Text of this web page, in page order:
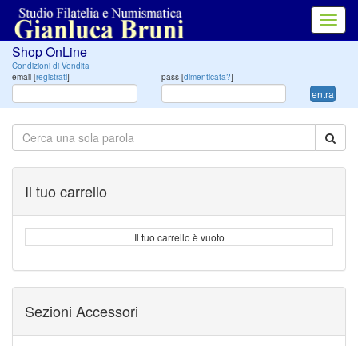
Shop OnLine
Condizioni di Vendita
email [registrati] pass [dimenticata?]
entra
Il tuo carrello
Il tuo carrello è vuoto
Sezioni Accessori